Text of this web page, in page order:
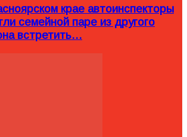
крае автоинспекторы
семейной паре из другого
встретить…